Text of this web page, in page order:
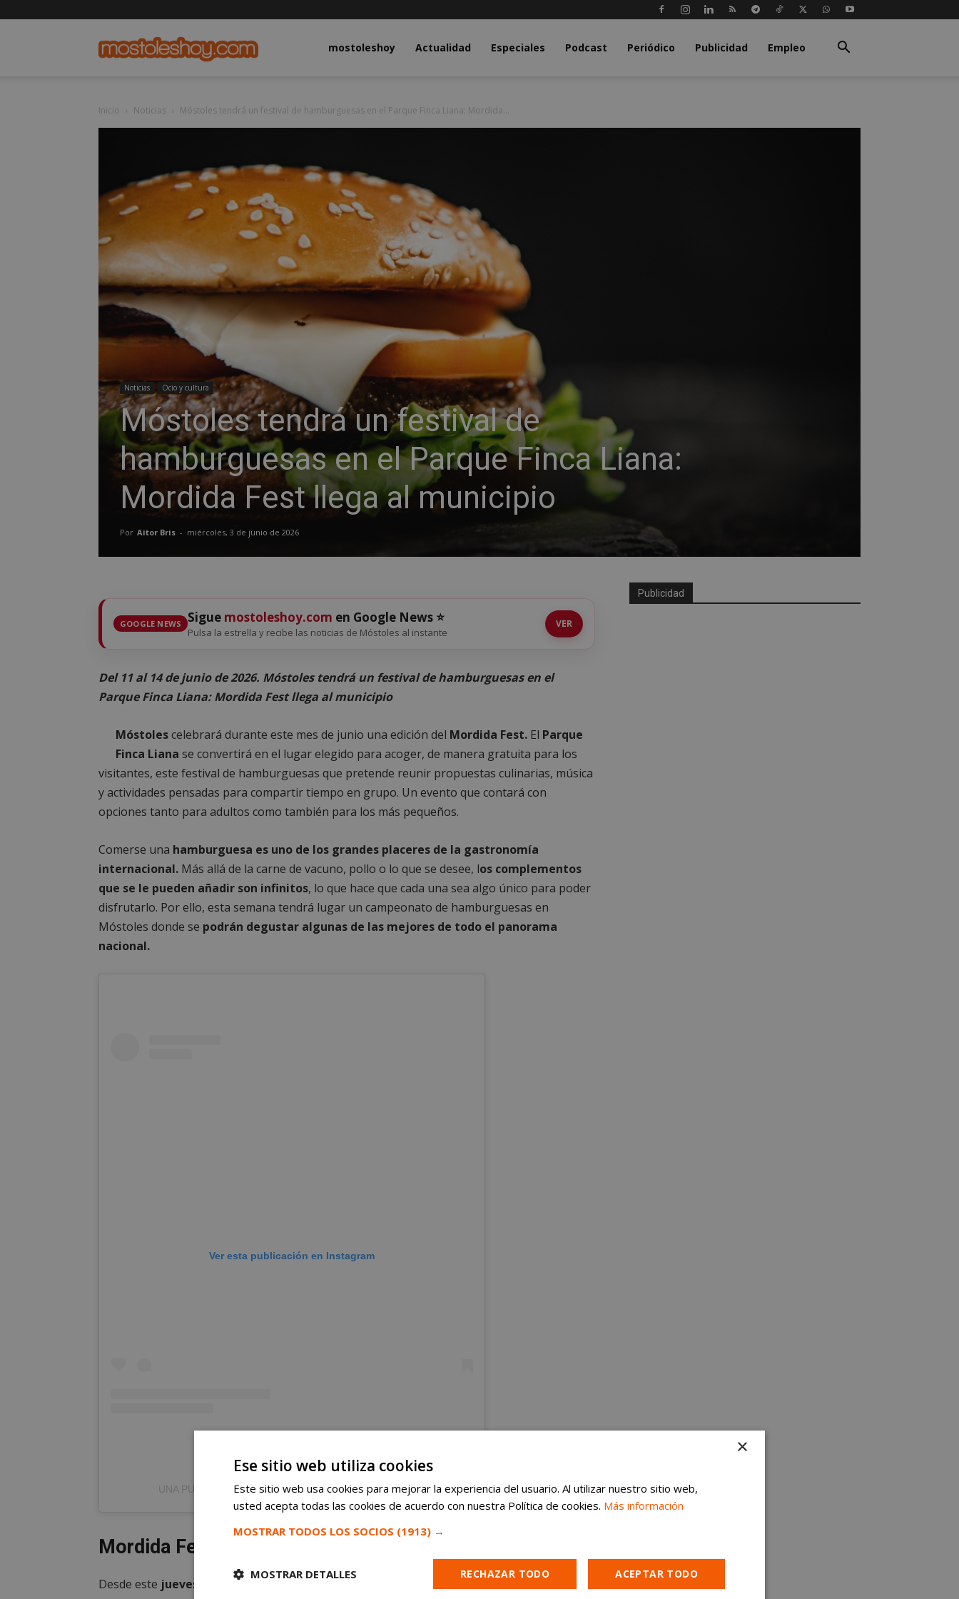
mostoleshoy.commostoleshoy Actualidad Especiales Podcast Periódico Publicidad Empleo
Inicio Noticias Móstoles tendrá un festival de hamburguesas en el Parque Finca Liana: Mordida...
Noticias Ocio y cultura
Móstoles tendrá un festival de
hamburguesas en el Parque Finca Liana:
Mordida Fest llega al municipio
Por Aitor Bris - miércoles, 3 de junio de 2026
GOOGLE NEWS Sigue mostoleshoy.com en Google News ⭐
Pulsa la estrella y recibe las noticias de Móstoles al instante
VER
Del 11 al 14 de junio de 2026. Móstoles tendrá un festival de hamburguesas en el
Parque Finca Liana: Mordida Fest llega al municipio
Móstolescelebrará durante este mes de junio una edición del Mordida Fest. El Parque
Finca Liana se convertirá en el lugar elegido para acoger, de manera gratuita para los
visitantes, este festival de hamburguesas que pretende reunir propuestas culinarias, música
y actividades pensadas para compartir tiempo en grupo. Un evento que contará con
opciones tanto para adultos como también para los más pequeños.
Comerse una hamburguesa es uno de los grandes placeres de la gastronomía
internacional. Más allá de la carne de vacuno, pollo o lo que se desee, los complementos
que se le pueden añadir son infinitos, lo que hace que cada una sea algo único para poder
disfrutarlo. Por ello, esta semana tendrá lugar un campeonato de hamburguesas en
Móstoles donde se podrán degustar algunas de las mejores de todo el panorama
nacional.
Ver esta publicación en Instagram
UNA PUBLICACIÓN COMPARTIDA POR @MORDIDAFEST
Mordida Fest llega a Móstoles
Desde este jueves 11 de junio y hasta el domingo 14
Publicidad
×
Ese sitio web utiliza cookies
Este sitio web usa cookies para mejorar la experiencia del usuario. Al utilizar nuestro sitio web,
usted acepta todas las cookies de acuerdo con nuestra Política de cookies. Más información
MOSTRAR TODOS LOS SOCIOS (1913) →
ACEPTAR TODO
RECHAZAR TODO
MOSTRAR DETALLES